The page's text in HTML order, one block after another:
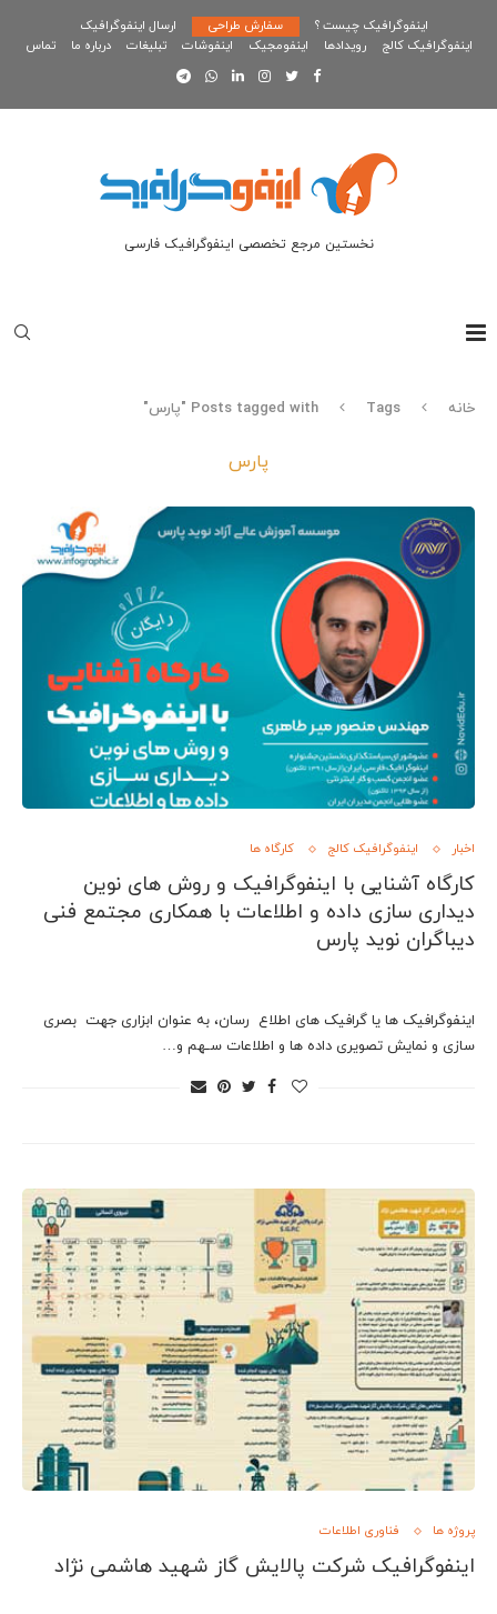
اینفوگرافیک چیست ؟ سفارش طراحی
ارسال اینفوگرافیک
اینفوگرافیک کالج
رویدادها اینفومجیک اینفوشات تبلیغات درباره ما تماس
نخستین مرجع تخصصی اینفوگرافیک فارسی
خانه Tags Posts tagged with "پارس"
پارس
اخبار اینفوگرافیک کالج کارگاه ها
کارگاه آشنایی با اینفوگرافیک و روش های نوین
دیداری سازی داده و اطلاعات با همکاری مجتمع فنی
دیباگران نوید پارس
اﯾﻨﻔﻮﮔﺮاﻓﯿﮏ ﻫﺎ ﯾﺎ ﮔﺮاﻓﯿﮏ ﻫﺎی اﻃﻼع رﺳﺎن، ﺑﻪ ﻋﻨﻮان اﺑﺰاری ﺟﻬﺖ ﺑﺼﺮی
ﺳﺎزی و ﻧﻤﺎﯾﺶ ﺗﺼﻮﯾﺮی داده ﻫﺎ و اﻃﻼﻋﺎت ﺳـﻬﻢ و…
پروژه ها فناوری اطلاعات
اینفوگرافیک شرکت پالایش گاز شهید هاشمی نژاد